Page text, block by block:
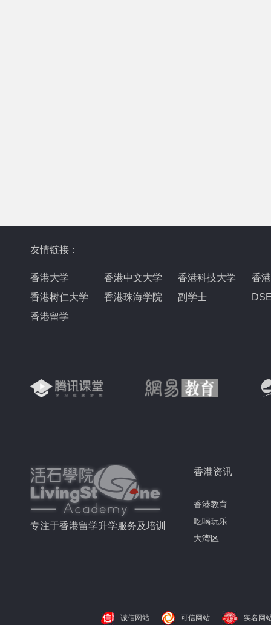
友情链接：
香港大学 香港中文大学 香港科技大学
香
香港树仁大学
香港珠海学院 副学士
香港留学
专注于香港留学升学服务及培训
香港资讯
香港教育
吃喝玩乐
大湾区
诚信网站 可信网站 实名网